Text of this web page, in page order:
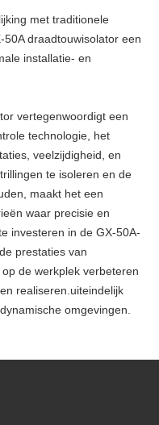
met traditionele
draadtouwisolator een
installatie- en
vertegenwoordigt een
technologie, het
veelzijdigheid, en
te isoleren en de
maakt het een
waar precisie en
investeren in de GX-50A-
prestaties van
de werkplek verbeteren
realiseren.uiteindelijk
omgevingen.